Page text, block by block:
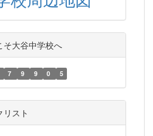
そ大谷中学校へ
7 9 9 0 5
リスト